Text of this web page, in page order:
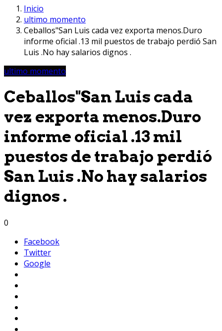
Inicio
ultimo momento
Ceballos"San Luis cada vez exporta menos.Duro
informe oficial .13 mil puestos de trabajo perdió San
Luis .No hay salarios dignos .
ultimo momento
Ceballos"San Luis cada
vez exporta menos.Duro
informe oficial .13 mil
puestos de trabajo perdió
San Luis .No hay salarios
dignos .
0
Facebook
Twitter
Google